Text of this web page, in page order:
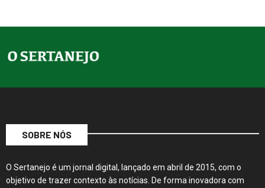
SOBRE NÓS
O Sertanejo é um jornal digital, lançado em abril de 2015, com o
objetivo de trazer contexto às notícias. De forma inovadora com